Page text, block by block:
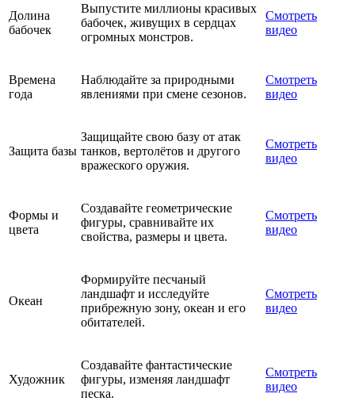
Долина
бабочек
Выпустите миллионы красивых
бабочек, живущих в сердцах
огромных монстров.
Смотреть
видео
Времена
года
Наблюдайте за природными
явлениями при смене сезонов.
Смотреть
видео
Защита базы
Защищайте свою базу от атак
танков, вертолётов и другого
вражеского оружия.
Смотреть
видео
Формы и
цвета
Создавайте геометрические
фигуры, сравнивайте их
свойства, размеры и цвета.
Смотреть
видео
Океан
Формируйте песчаный
ландшафт и исследуйте
прибрежную зону, океан и его
обитателей.
Смотреть
видео
Художник
Создавайте фантастические
фигуры, изменяя ландшафт
песка.
Смотреть
видео